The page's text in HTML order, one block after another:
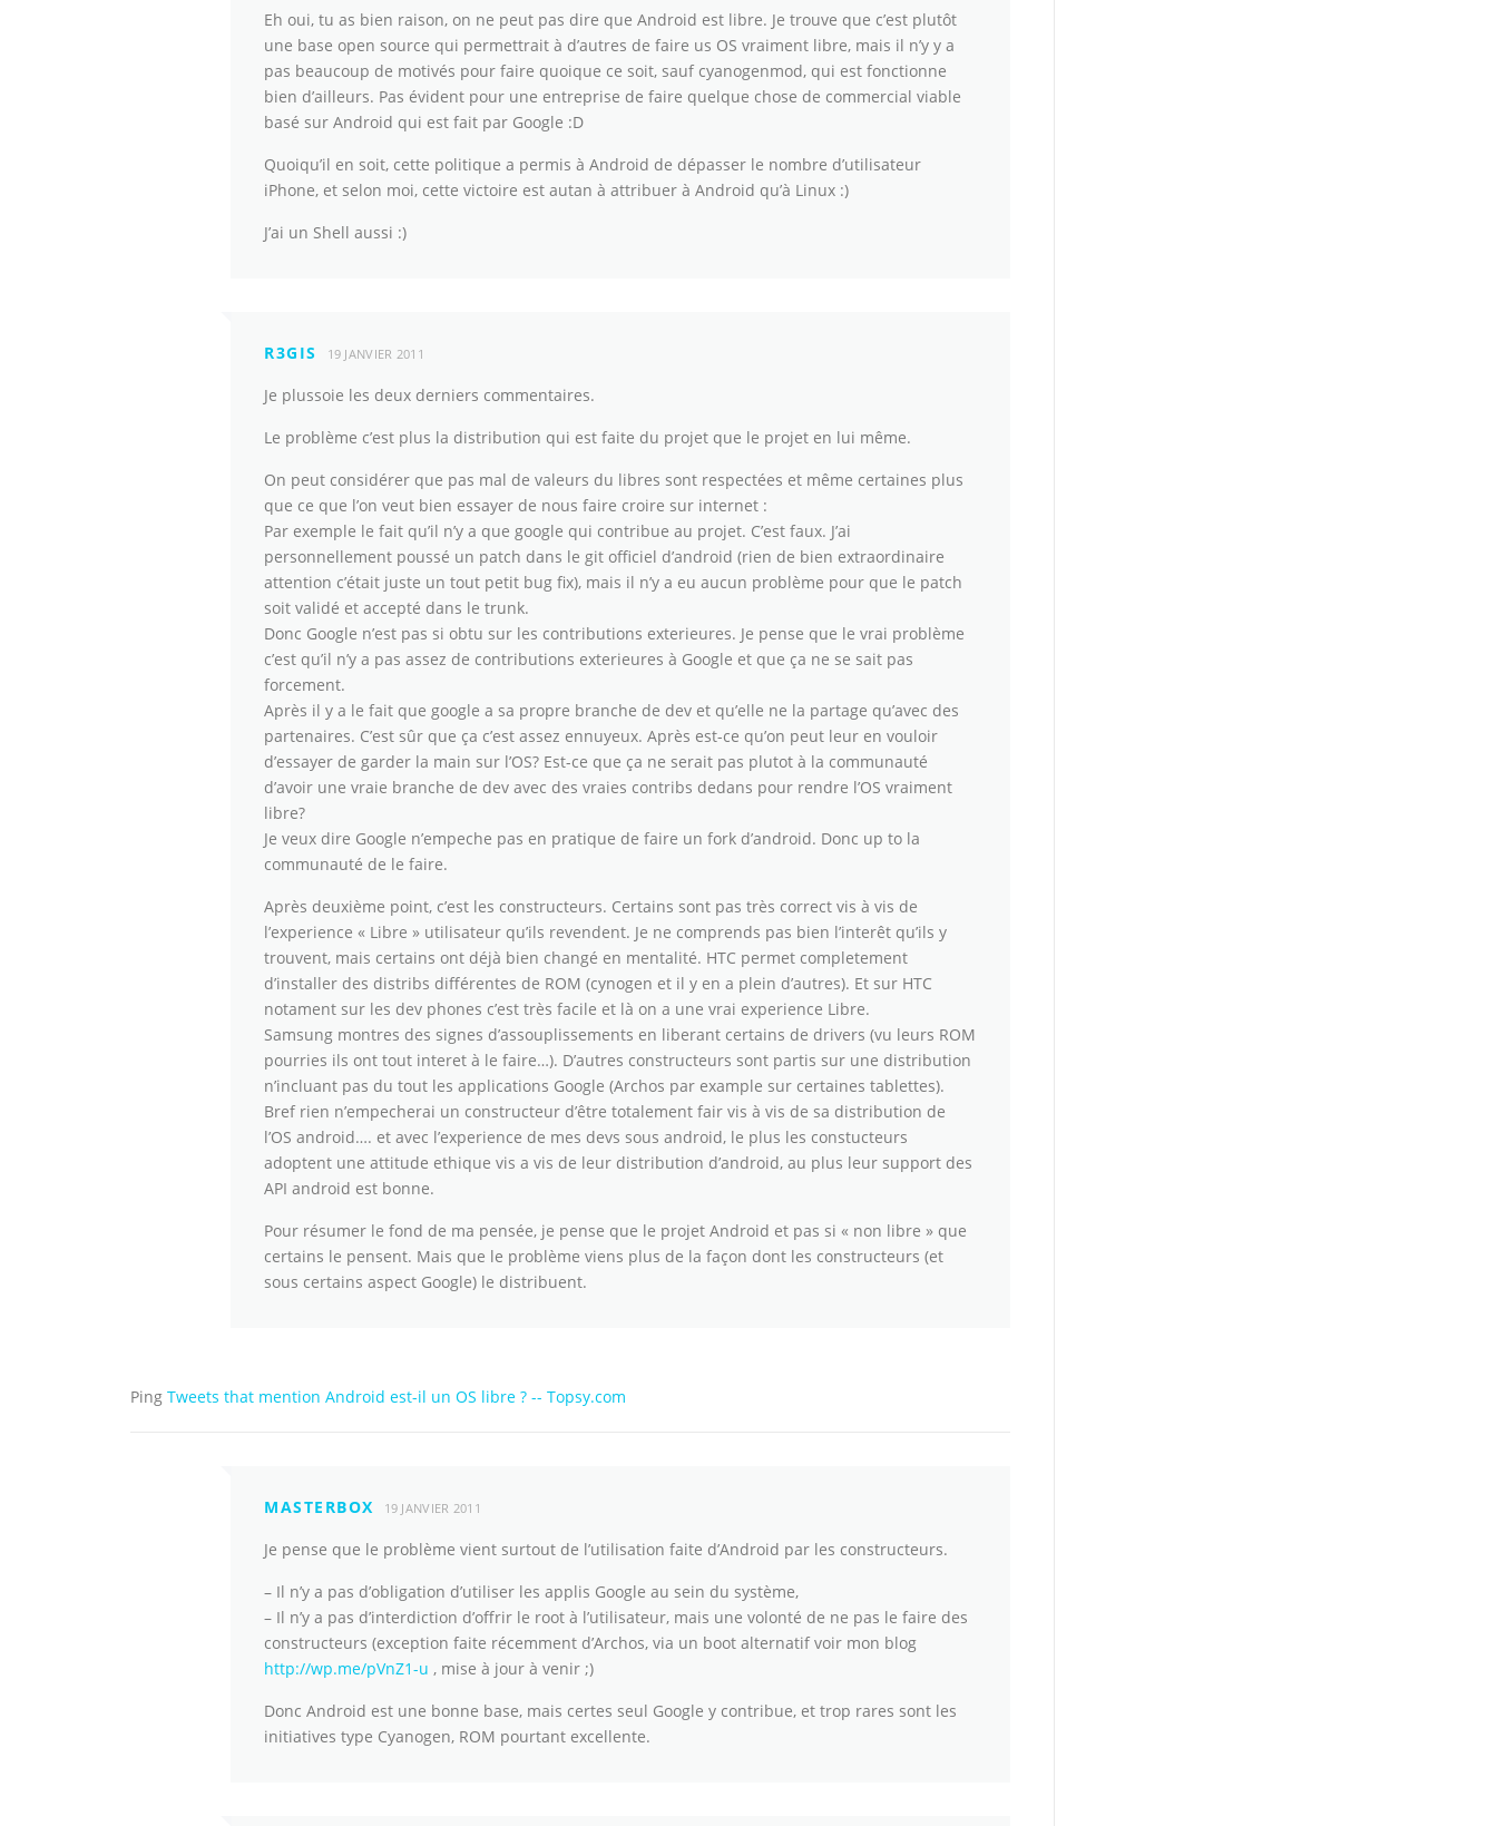
Eh oui, tu as bien raison, on ne peut pas dire que Android est libre. Je trouve que c’est plutôt
une base open source qui permettrait à d’autres de faire us OS vraiment libre, mais il n’y y a
pas beaucoup de motivés pour faire quoique ce soit, sauf cyanogenmod, qui est fonctionne
bien d’ailleurs. Pas évident pour une entreprise de faire quelque chose de commercial viable
basé sur Android qui est fait par Google :D
Quoiqu’il en soit, cette politique a permis à Android de dépasser le nombre d’utilisateur
iPhone, et selon moi, cette victoire est autan à attribuer à Android qu’à Linux :)
J’ai un Shell aussi :)
R3GIS 19 JANVIER 2011
Je plussoie les deux derniers commentaires.
Le problème c’est plus la distribution qui est faite du projet que le projet en lui même.
On peut considérer que pas mal de valeurs du libres sont respectées et même certaines plus
que ce que l’on veut bien essayer de nous faire croire sur internet :
Par exemple le fait qu’il n’y a que google qui contribue au projet. C’est faux. J’ai
personnellement poussé un patch dans le git officiel d’android (rien de bien extraordinaire
attention c’était juste un tout petit bug fix), mais il n’y a eu aucun problème pour que le patch
soit validé et accepté dans le trunk.
Donc Google n’est pas si obtu sur les contributions exterieures. Je pense que le vrai problème
c’est qu’il n’y a pas assez de contributions exterieures à Google et que ça ne se sait pas
forcement.
Après il y a le fait que google a sa propre branche de dev et qu’elle ne la partage qu’avec des
partenaires. C’est sûr que ça c’est assez ennuyeux. Après est-ce qu’on peut leur en vouloir
d’essayer de garder la main sur l’OS? Est-ce que ça ne serait pas plutot à la communauté
d’avoir une vraie branche de dev avec des vraies contribs dedans pour rendre l’OS vraiment
libre?
Je veux dire Google n’empeche pas en pratique de faire un fork d’android. Donc up to la
communauté de le faire.
Après deuxième point, c’est les constructeurs. Certains sont pas très correct vis à vis de
l’experience « Libre » utilisateur qu’ils revendent. Je ne comprends pas bien l’interêt qu’ils y
trouvent, mais certains ont déjà bien changé en mentalité. HTC permet completement
d’installer des distribs différentes de ROM (cynogen et il y en a plein d’autres). Et sur HTC
notament sur les dev phones c’est très facile et là on a une vrai experience Libre.
Samsung montres des signes d’assouplissements en liberant certains de drivers (vu leurs ROM
pourries ils ont tout interet à le faire…). D’autres constructeurs sont partis sur une distribution
n’incluant pas du tout les applications Google (Archos par example sur certaines tablettes).
Bref rien n’empecherai un constructeur d’être totalement fair vis à vis de sa distribution de
l’OS android…. et avec l’experience de mes devs sous android, le plus les constucteurs
adoptent une attitude ethique vis a vis de leur distribution d’android, au plus leur support des
API android est bonne.
Pour résumer le fond de ma pensée, je pense que le projet Android et pas si « non libre » que
certains le pensent. Mais que le problème viens plus de la façon dont les constructeurs (et
sous certains aspect Google) le distribuent.
Ping Tweets that mention Android est-il un OS libre ? -- Topsy.com
MASTERBOX 19 JANVIER 2011
Je pense que le problème vient surtout de l’utilisation faite d’Android par les constructeurs.
– Il n’y a pas d’obligation d’utiliser les applis Google au sein du système,
– Il n’y a pas d’interdiction d’offrir le root à l’utilisateur, mais une volonté de ne pas le faire des
constructeurs (exception faite récemment d’Archos, via un boot alternatif voir mon blog
http://wp.me/pVnZ1-u , mise à jour à venir ;)
Donc Android est une bonne base, mais certes seul Google y contribue, et trop rares sont les
initiatives type Cyanogen, ROM pourtant excellente.